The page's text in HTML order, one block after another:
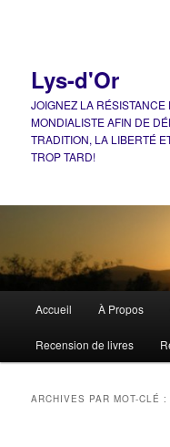
Lys-d'Or
JOIGNEZ LA
MONDIALISTE AFIN DE
TRADITION, LA LIBERTÉ
TROP TARD!
principal
Accueil À Propos
Recension de livres
ARCHIVES PAR MOT-CLÉ